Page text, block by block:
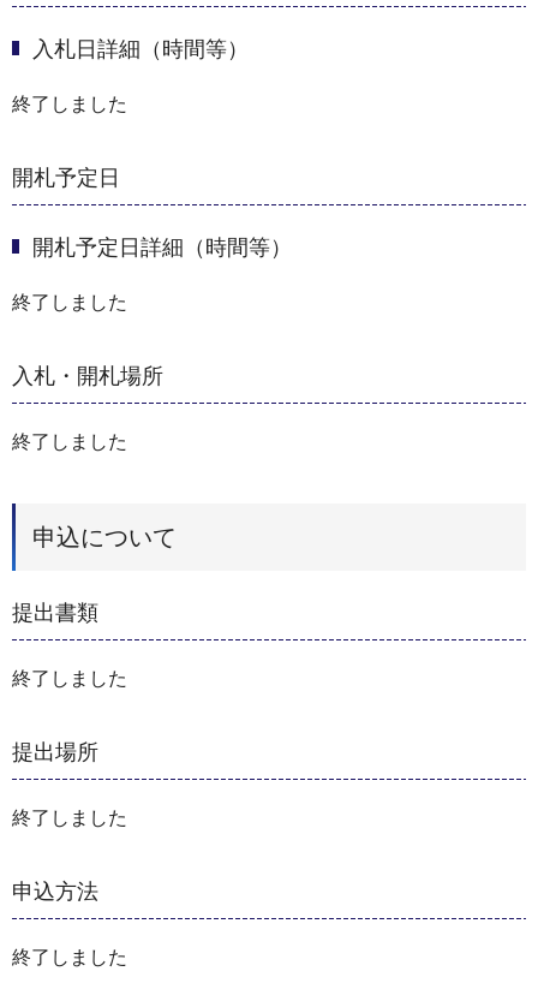
入札日詳細（時間等）
終了しました
開札予定日
開札予定日詳細（時間等）
終了しました
入札・開札場所
終了しました
申込について
提出書類
終了しました
提出場所
終了しました
申込方法
終了しました